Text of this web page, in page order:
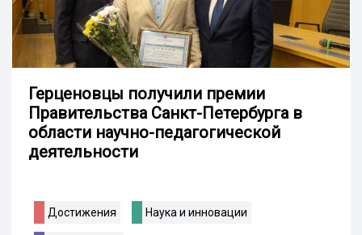
Герценовцы получили премии
Правительства Санкт-Петербурга в
области научно-педагогической
деятельности
Достижения Наука и инновации